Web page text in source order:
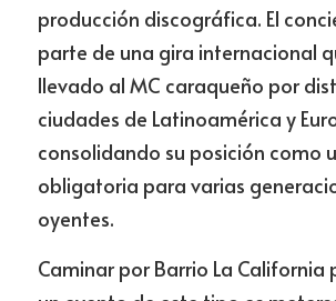
producción discográfica. El
parte de una gira internacional
llevado al MC caraqueño por
ciudades de Latinoamérica y
consolidando su posición como
obligatoria para varias
oyentes.
Caminar por Barrio La California